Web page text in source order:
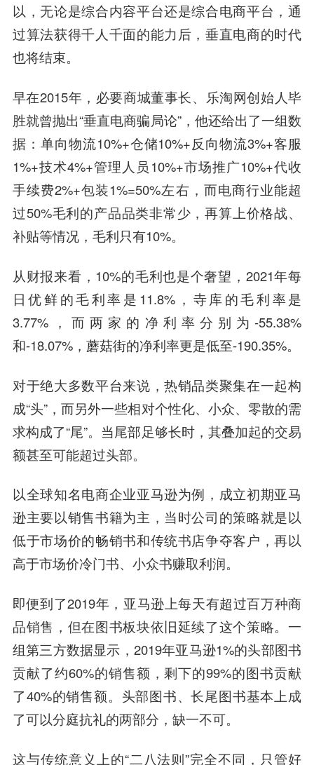
以，无论是综合内容平台还是综合电商平台，通
过算法获得千人千面的能力后，垂直电商的时代
也将结束。
早在2015年，必要商城董事长、乐淘网创始人毕
胜就曾抛出“垂直电商骗局论”，他还给出了一组数
据：单向物流10%+仓储10%+反向物流3%+客服
1%+技术4%+管理人员10%+市场推广10%+代收
手续费2%+包装1%=50%左右，而电商行业能超
过50%毛利的产品品类非常少，再算上价格战、
补贴等情况，毛利只有10%。
从财报来看，10%的毛利也是个奢望，2021年每
日优鲜的毛利率是11.8%，寺库的毛利率是
3.77%，而两家的净利率分别为-55.38%
和-18.07%，蘑菇街的净利率更是低至-190.35%。
对于绝大多数平台来说，热销品类聚集在一起构
成“头”，而另外一些相对个性化、小众、零散的需
求构成了“尾”。当尾部足够长时，其叠加起的交易
额甚至可能超过头部。
以全球知名电商企业亚马逊为例，成立初期亚马
逊主要以销售书籍为主，当时公司的策略就是以
低于市场价的畅销书和传统书店争夺客户，再以
高于市场价冷门书、小众书赚取利润。
即便到了2019年，亚马逊上每天有超过百万种商
品销售，但在图书板块依旧延续了这个策略。一
组第三方数据显示，2019年亚马逊1%的头部图书
贡献了约60%的销售额，剩下的99%的图书贡献
了40%的销售额。头部图书、长尾图书基本上成
了可以分庭抗礼的两部分，缺一不可。
这与传统意义上的“二八法则”完全不同，只管好